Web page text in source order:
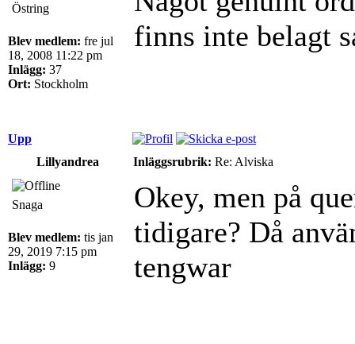
Östring
Blev medlem: fre jul
18, 2008 11:22 pm
Inlägg: 37
Ort: Stockholm
finns inte belagt
Upp
Lillyandrea
Inläggsrubrik: Re: Alviska
Snaga
Blev medlem: tis jan
29, 2019 7:15 pm
Inlägg: 9
Okey, men på
tidigare? Då
tengwar